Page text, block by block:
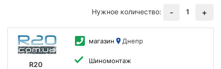
Нужное количество:
- 1 +
R20
магазин Днепр
Шиномонтаж